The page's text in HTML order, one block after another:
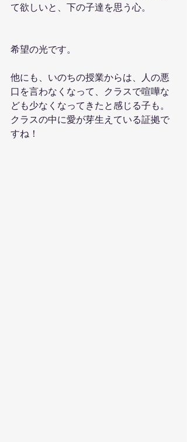
て欲しいと、下の子達を思う心。
希望の光です。
他にも、いのちの授業からは、人の悪
口を言わなくなって、クラスで喧嘩な
ども少なくなってきたと感じる子も。
クラスの中に愛が芽生えている証拠で
すね！